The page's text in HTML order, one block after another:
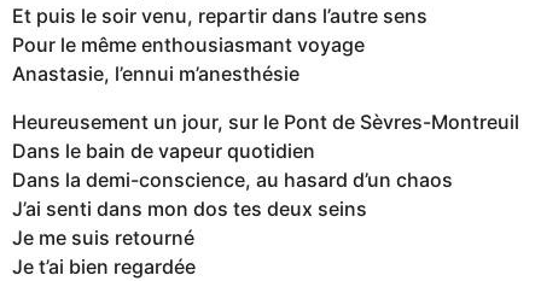
Et puis le soir venu, repartir dans l’autre sens
Pour le même enthousiasmant voyage
Anastasie, l’ennui m’anesthésie
Heureusement un jour, sur le Pont de Sèvres-Montreuil
Dans le bain de vapeur quotidien
Dans la demi-conscience, au hasard d’un chaos
J’ai senti dans mon dos tes deux seins
Je me suis retourné
Je t’ai bien regardée